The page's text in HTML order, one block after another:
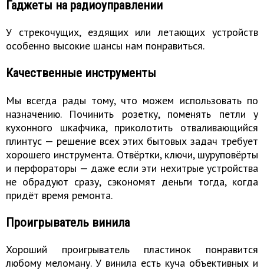
Гаджеты на радиоуправлении
У стрекочущих, ездящих или летающих устройств
особенно высокие шансы нам понравиться.
Качественные инструменты
Мы всегда рады тому, что можем использовать по
назначению. Починить розетку, поменять петли у
кухонного шкафчика, приколотить отваливающийся
плинтус — решение всех этих бытовых задач требует
хорошего инструмента. Отвёртки, ключи, шуруповёрты
и перфораторы — даже если эти нехитрые устройства
не обрадуют сразу, сэкономят деньги тогда, когда
придёт время ремонта.
Проигрыватель винила
Хороший проигрыватель пластинок понравится
любому меломану. У винила есть куча объективных и